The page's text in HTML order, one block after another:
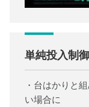
単純投入制御
・台はかりと
い場合に